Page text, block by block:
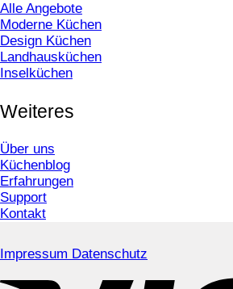
Alle Angebote
Moderne Küchen
Design Küchen
Landhausküchen
Inselküchen
Weiteres
Über uns
Küchenblog
Erfahrungen
Support
Kontakt
Impressum Datenschutz